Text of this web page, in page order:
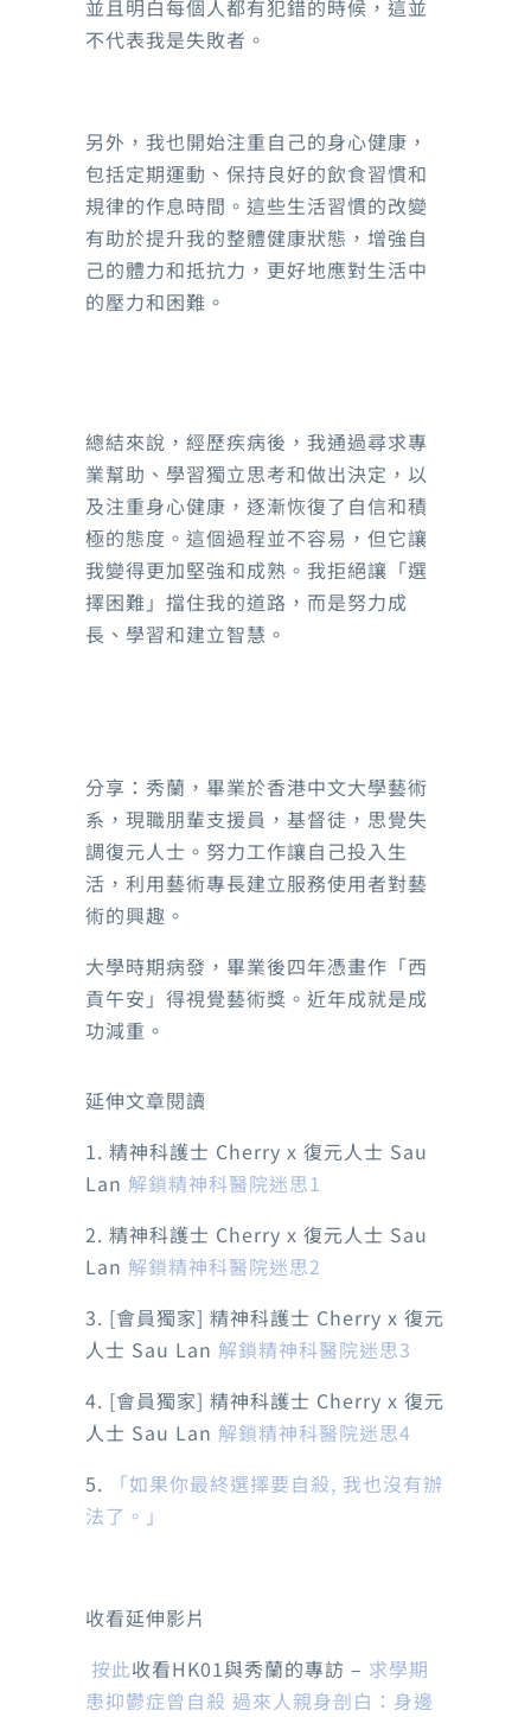
並且明白每個人都有犯錯的時候，這並
不代表我是失敗者。
另外，我也開始注重自己的身心健康，
包括定期運動、保持良好的飲食習慣和
規律的作息時間。這些生活習慣的改變
有助於提升我的整體健康狀態，增強自
己的體力和抵抗力，更好地應對生活中
的壓力和困難。
總結來說，經歷疾病後，我通過尋求專
業幫助、學習獨立思考和做出決定，以
及注重身心健康，逐漸恢復了自信和積
極的態度。這個過程並不容易，但它讓
我變得更加堅強和成熟。我拒絕讓「選
擇困難」擋住我的道路，而是努力成
長、學習和建立智慧。
分享：秀蘭，畢業於香港中文大學藝術
系，現職朋輩支援員，基督徒，思覺失
調復元人士。努力工作讓自己投入生
活，利用藝術專長建立服務使用者對藝
術的興趣。
大學時期病發，畢業後四年憑畫作「西
貢午安」得視覺藝術獎。近年成就是成
功減重。
延伸文章閱讀
1. 精神科護士 Cherry x 復元人士 Sau
Lan 解鎖精神科醫院迷思1
2. 精神科護士 Cherry x 復元人士 Sau
Lan 解鎖精神科醫院迷思2
3. [會員獨家] 精神科護士 Cherry x 復元
人士 Sau Lan 解鎖精神科醫院迷思3
4. [會員獨家] 精神科護士 Cherry x 復元
人士 Sau Lan 解鎖精神科醫院迷思4
5.
「如果你最終選擇要自殺, 我也沒有辦
法了。 」
收看延伸影片
按此收看HK01與秀蘭的專訪 – 求學期
患抑鬱症曾自殺 過來人親身剖白：身邊